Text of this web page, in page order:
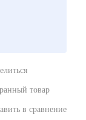
товар
в сравнение